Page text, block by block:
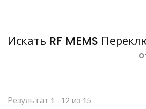
Искать RF MEMS
Результат 1 - 12 из 15